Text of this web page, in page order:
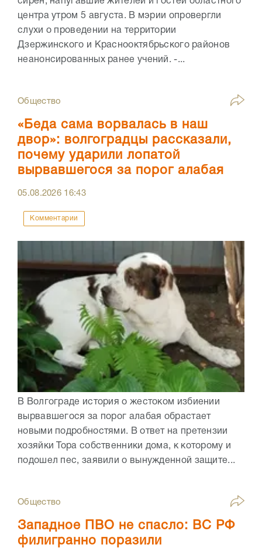
центра утром 5 августа. В мэрии опровергли
слухи о проведении на территории
Дзержинского и Краснооктябрьского районов
неанонсированных ранее учений. -...
Общество
«Беда сама ворвалась в наш
двор»: волгоградцы рассказали,
почему ударили лопатой
вырвавшегося за порог алабая
05.08.2026 16:43
Комментарии
В Волгограде история о жестоком избиении
вырвавшегося за порог алабая обрастает
новыми подробностями. В ответ на претензии
хозяйки Тора собственники дома, к которому и
подошел пес, заявили о вынужденной защите...
Общество
Западное ПВО не спасло: ВС РФ
филигранно поразили